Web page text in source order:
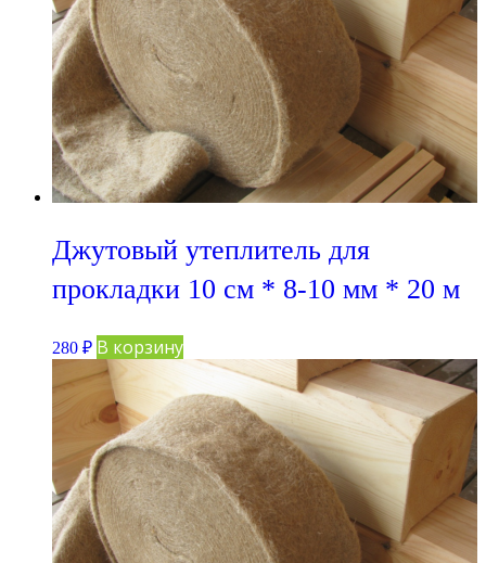
Джутовый утеплитель для
прокладки 10 см * 8-10 мм * 20 м
280 ₽ В корзину